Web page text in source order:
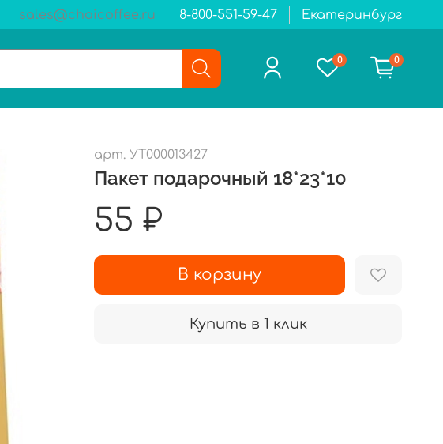
sales@chaicoffee.ru 8-800-551-59-47 Екатеринбург
0 0
арт.УТ000013427
Пакет подарочный 18*23*10
55 ₽
В корзину
Купить в 1 клик